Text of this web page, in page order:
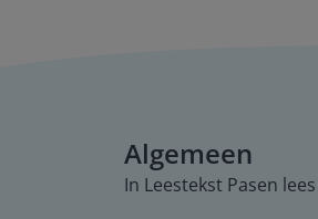
Algemeen
In Leestekst Pasen